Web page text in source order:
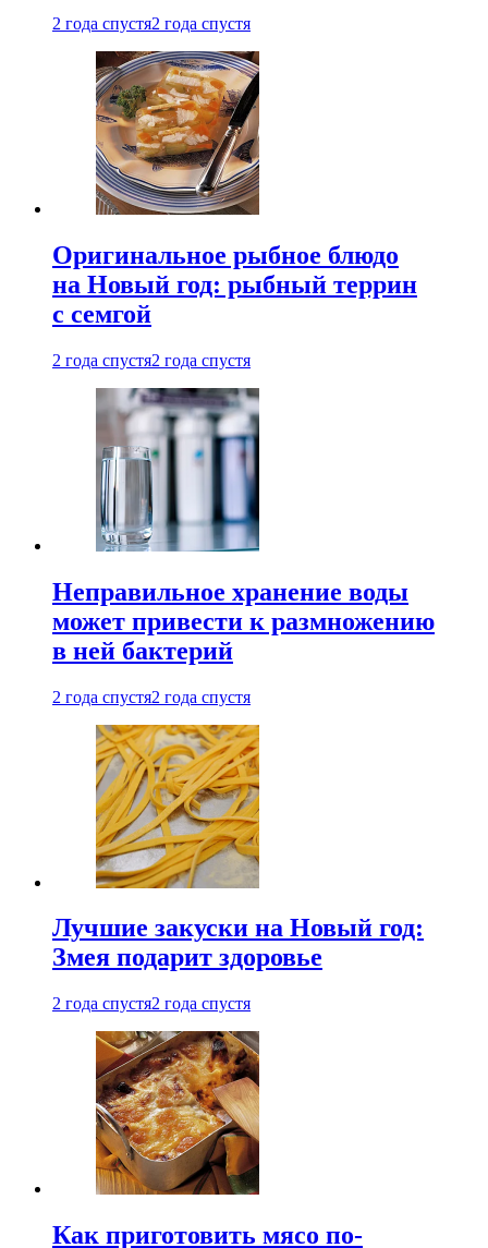
2 года спустя2 года спустя
Оригинальное рыбное блюдо
на Новый год: рыбный террин
с семгой
2 года спустя2 года спустя
Неправильное хранение воды
может привести к размножению
в ней бактерий
2 года спустя2 года спустя
Лучшие закуски на Новый год:
Змея подарит здоровье
2 года спустя2 года спустя
Как приготовить мясо по-